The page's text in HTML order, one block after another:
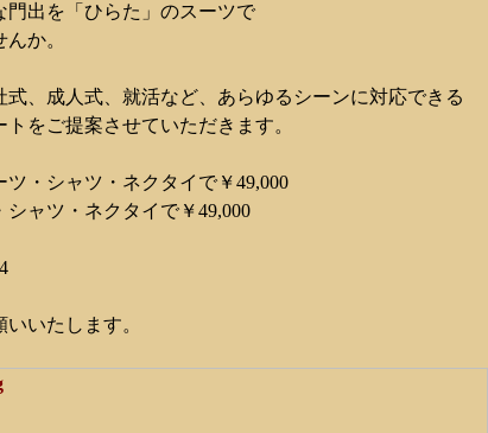
門出を「ひらた」のスーツで
か。
式、成人式、就活など、あらゆるシーンに対応できる
トをご提案させていただきます。
ツ・シャツ・ネクタイで￥49,000
シャツ・ネクタイで￥49,000
いたします。